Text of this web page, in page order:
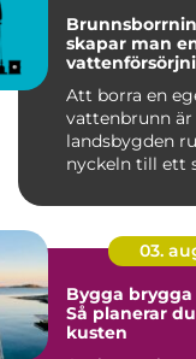
skapar man
Att borra en
vattenbrunn
landsbygden
nyckeln till ett
03.
Bygga
Så planerar
kusten